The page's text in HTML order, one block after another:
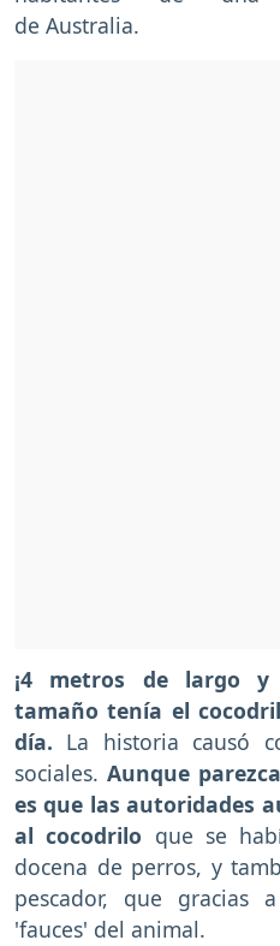
de Australia.
¡4 metros de largo y
tamaño tenía el
día. La historia causó
sociales. Aunque
es que las autoridades
al cocodrilo que se
docena de perros, y
pescador, que gracias
'fauces' del animal.